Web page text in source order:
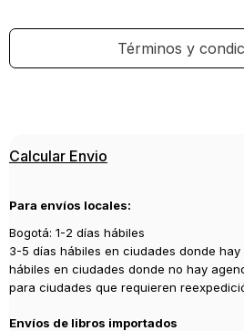
Términos y
Calcular Envio
Para envíos locales:
Bogotá: 1-2 días hábiles
3-5 días hábiles en ciudades donde
hábiles en ciudades donde no hay
para ciudades que requieren
Envíos de libros importados